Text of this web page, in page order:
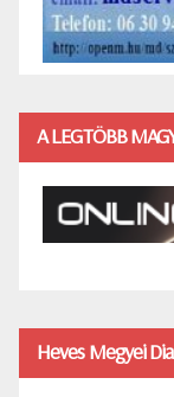
A LEGTÖBB
Heves Megyei